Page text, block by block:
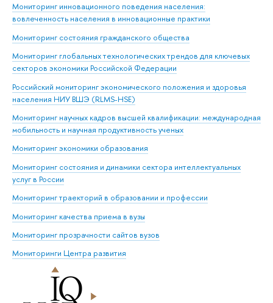
Мониторинг инновационного поведения населения:
вовлеченность населения в инновационные практики
Мониторинг состояния гражданского общества
Мониторинг глобальных технологических трендов для ключевых
секторов экономики Российской Федерации
Российский мониторинг экономического положения и здоровья
населения НИУ ВШЭ (RLMS-HSE)
Мониторинг научных кадров высшей квалификации: международная
мобильность и научная продуктивность ученых
Мониторинг экономики образования
Мониторинг состояния и динамики сектора интеллектуальных
услуг в России
Мониторинг траекторий в образовании и профессии
Мониторинг качества приема в вузы
Мониторинг прозрачности сайтов вузов
Мониторинги Центра развития